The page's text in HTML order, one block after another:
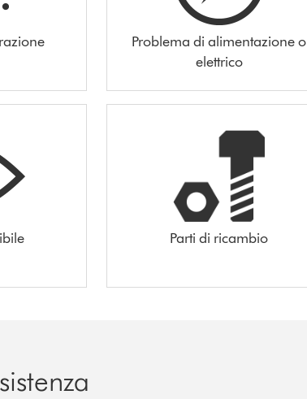
Problema di alimentazione o
elettrico
Parti di ricambio